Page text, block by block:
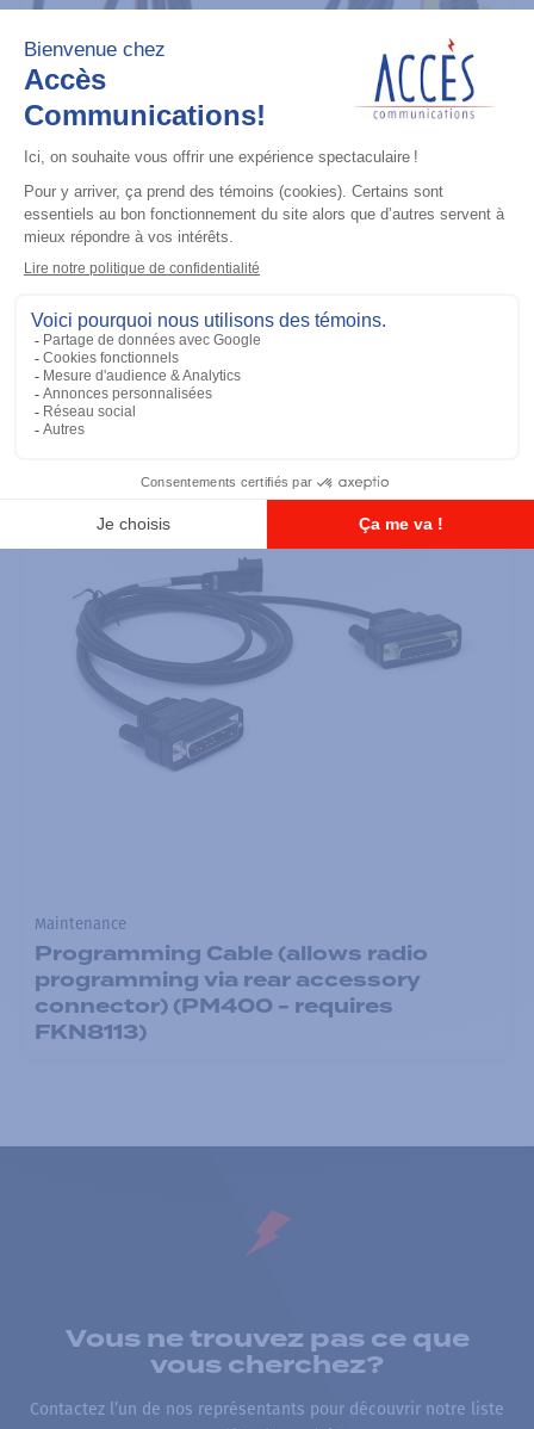
Maintenance
AARKN4083)
Ajouter à la liste
Maintenance
Programming Cable (allows radio
programming via rear accessory
connector) (PM400 - requires
FKN8113)
Vous ne trouvez pas ce que
vous cherchez?
Contactez l’un de nos représentants pour découvrir notre liste